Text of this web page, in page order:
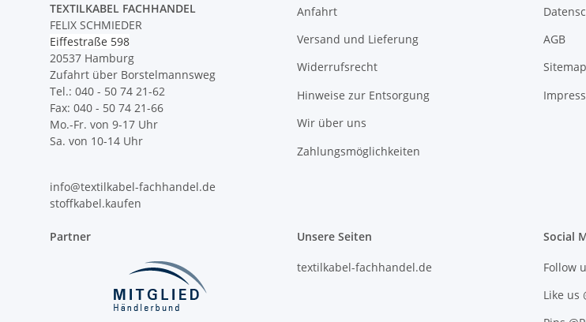
TEXTILKABEL FACHHANDEL
FELIX SCHMIEDER
Eiffestraße 598
20537 Hamburg
Zufahrt über Borstelmannsweg
Tel.: 040 - 50 74 21-62
Fax: 040 - 50 74 21-66
Mo.-Fr. von 9-17 Uhr
Sa. von 10-14 Uhr
info@textilkabel-fachhandel.de
stoffkabel.kaufen
Anfahrt
Versand und Lieferung
Widerrufsrecht
Hinweise zur Entsorgung
Wir über uns
Zahlungsmöglichkeiten
AGB
Sitemap
Partner Unsere Seiten
textilkabel-fachhandel.de
Social
Follow
Like us